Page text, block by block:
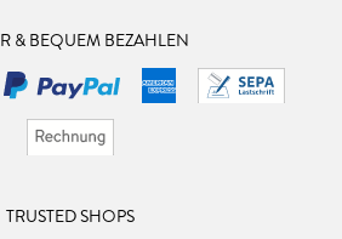
& BEQUEM BEZAHLEN
TRUSTED SHOPS